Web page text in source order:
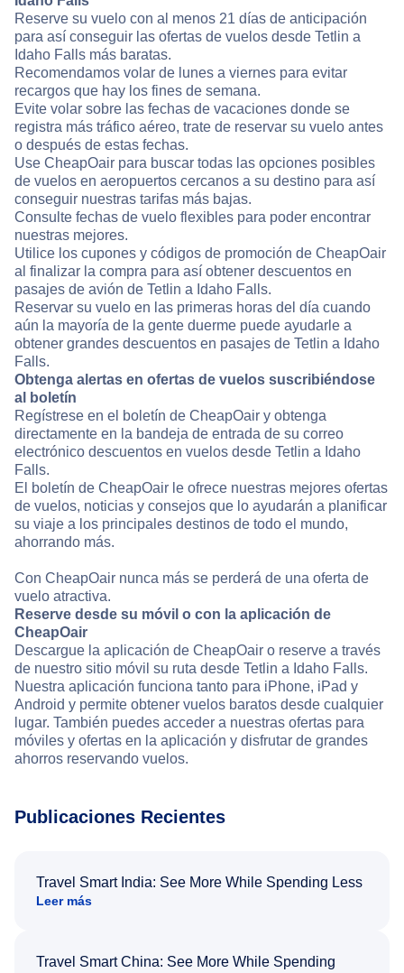
Reserve su vuelo con al menos 21 días de anticipación
para así conseguir las ofertas de vuelos desde Tetlin a
Idaho Falls más baratas.
Recomendamos volar de lunes a viernes para evitar
recargos que hay los fines de semana.
Evite volar sobre las fechas de vacaciones donde se
registra más tráfico aéreo, trate de reservar su vuelo antes
o después de estas fechas.
Use CheapOair para buscar todas las opciones posibles
de vuelos en aeropuertos cercanos a su destino para así
conseguir nuestras tarifas más bajas.
Consulte fechas de vuelo flexibles para poder encontrar
nuestras mejores.
Utilice los cupones y códigos de promoción de CheapOair
al finalizar la compra para así obtener descuentos en
pasajes de avión de Tetlin a Idaho Falls.
Reservar su vuelo en las primeras horas del día cuando
aún la mayoría de la gente duerme puede ayudarle a
obtener grandes descuentos en pasajes de Tetlin a Idaho
Falls.
Obtenga alertas en ofertas de vuelos suscribiéndose
al boletín
Regístrese en el boletín de CheapOair y obtenga
directamente en la bandeja de entrada de su correo
electrónico descuentos en vuelos desde Tetlin a Idaho
Falls.
El boletín de CheapOair le ofrece nuestras mejores ofertas
de vuelos, noticias y consejos que lo ayudarán a planificar
su viaje a los principales destinos de todo el mundo,
ahorrando más.
Con CheapOair nunca más se perderá de una oferta de
vuelo atractiva.
Reserve desde su móvil o con la aplicación de
CheapOair
Descargue la aplicación de CheapOair o reserve a través
de nuestro sitio móvil su ruta desde Tetlin a Idaho Falls.
Nuestra aplicación funciona tanto para iPhone, iPad y
Android y permite obtener vuelos baratos desde cualquier
lugar. También puedes acceder a nuestras ofertas para
móviles y ofertas en la aplicación y disfrutar de grandes
ahorros reservando vuelos.
Publicaciones Recientes
Travel Smart India: See More While Spending Less
Leer más
Travel Smart China: See More While Spending